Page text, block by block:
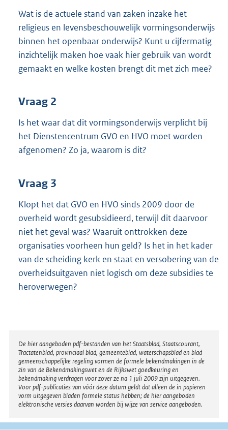
7
K
b
Wat is de actuele stand van zaken inzake het
religieus en levensbeschouwelijk vormingsonderwijs
binnen het openbaar onderwijs? Kunt u cijfermatig
inzichtelijk maken hoe vaak hier gebruik van wordt
gemaakt en welke kosten brengt dit met zich mee?
Vraag 2
Is het waar dat dit vormingsonderwijs verplicht bij
het Dienstencentrum GVO en HVO moet worden
afgenomen? Zo ja, waarom is dit?
Vraag 3
Klopt het dat GVO en HVO sinds 2009 door de
overheid wordt gesubsidieerd, terwijl dit daarvoor
niet het geval was? Waaruit onttrokken deze
organisaties voorheen hun geld? Is het in het kader
van de scheiding kerk en staat en versobering van de
overheidsuitgaven niet logisch om deze subsidies te
heroverwegen?
Disclaimer
De hier aangeboden pdf-bestanden van het Staatsblad, Staatscourant,
Tractatenblad, provinciaal blad, gemeenteblad, waterschapsblad en blad
gemeenschappelijke regeling vormen de formele bekendmakingen in de
zin van de Bekendmakingswet en de Rijkswet goedkeuring en
bekendmaking verdragen voor zover ze na 1 juli 2009 zijn uitgegeven.
Voor pdf-publicaties van vóór deze datum geldt dat alleen de in papieren
vorm uitgegeven bladen formele status hebben; de hier aangeboden
elektronische versies daarvan worden bij wijze van service aangeboden.